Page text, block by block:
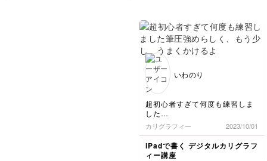
いわのり
超初心者すぎて何度も練習しま
した
筆圧強めらしく、もう少し、う
まくかけるようになりたいと思
います
カリグラフィー 2023/10/01
iPadで書く デジタルカリグラフ
ィー講座